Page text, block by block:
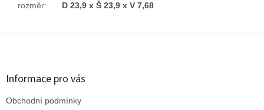
rozměr: D 23,9 x Š 23,9 x V 7,68
Z
Informace pro vás
Obchodní podmínky